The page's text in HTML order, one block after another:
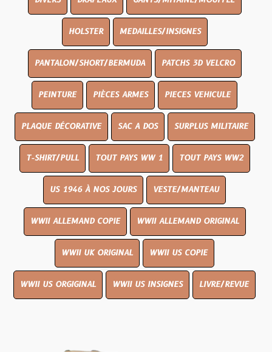
HOLSTER MEDAILLES/INSIGNES
PANTALON/SHORT/BERMUDA PATCHS 3D VELCRO
PEINTURE PIÈCES ARMES PIECES VEHICULE
PLAQUE DÉCORATIVE SAC A DOS SURPLUS MILITAIRE
T-SHIRT/PULL TOUT PAYS WW 1 TOUT PAYS WW2
US 1946 À NOS JOURS VESTE/MANTEAU
WWII ALLEMAND COPIE WWII ALLEMAND ORIGINAL
WWII UK ORIGINAL WWII US COPIE
WWII US ORGIGINAL WWII US INSIGNES LIVRE/REVUE